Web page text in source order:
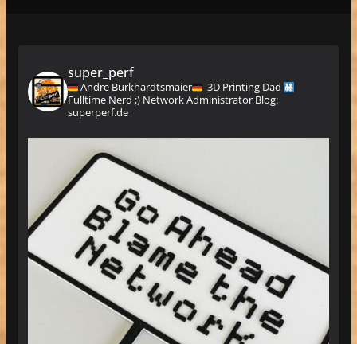
super_perf
Andre Burkhardtsmaier
3D Printing Dad
Fulltime Nerd ;)Network AdministratorBlog:
superperf.de